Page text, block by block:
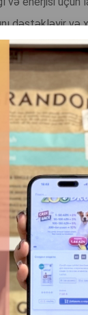
dəstəkləyir
toyuq əti isə
təbii
malik itlər üçün
həyatına
ƏTI VƏ
VOM